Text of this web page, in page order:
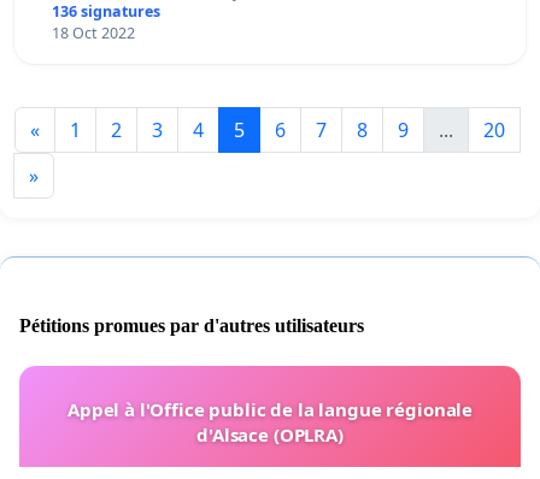
136 signatures
18 Oct 2022
« 1 2 3 4 5 6 7 8 9 ...
20
»
Pétitions promues par d'autres utilisateurs
Appel à l'Office public de la langue régionale
d'Alsace (OPLRA)